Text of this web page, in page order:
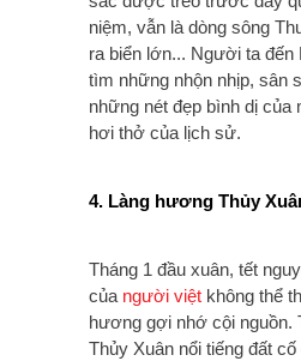
niệm, vẫn là dòng sông
ra biển lớn... Người ta đến
tìm những nhộn nhịp, sân
những nét đẹp bình dị của
hơi thở của lịch sử.
4. Làng hương Thủy
Tháng 1 đầu xuân, tết
của người việt không thể
hương gợi nhớ cội nguồn.
Thủy Xuân nổi tiếng đất